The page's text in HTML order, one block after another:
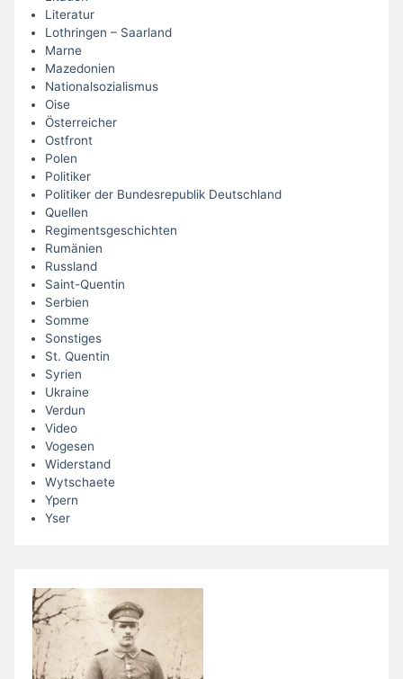
Literatur
Lothringen – Saarland
Marne
Mazedonien
Nationalsozialismus
Oise
Österreicher
Ostfront
Polen
Politiker
Politiker der Bundesrepublik Deutschland
Quellen
Regimentsgeschichten
Rumänien
Russland
Saint-Quentin
Serbien
Somme
Sonstiges
St. Quentin
Syrien
Ukraine
Verdun
Video
Vogesen
Widerstand
Wytschaete
Ypern
Yser